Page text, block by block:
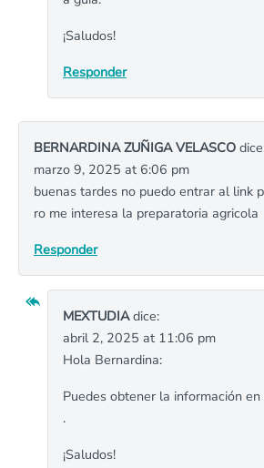
¡Saludos!
Responder
BERNARDINA ZUÑIGA VELASCO
marzo 9, 2025 at 6:06 pm
buenas tardes no puedo entrar al link
ro me interesa la preparatoria agricola
Responder
MEXTUDIAdice:
abril 2, 2025 at 11:06 pm
Hola Bernardina:
Puedes obtener la información
.
¡Saludos!